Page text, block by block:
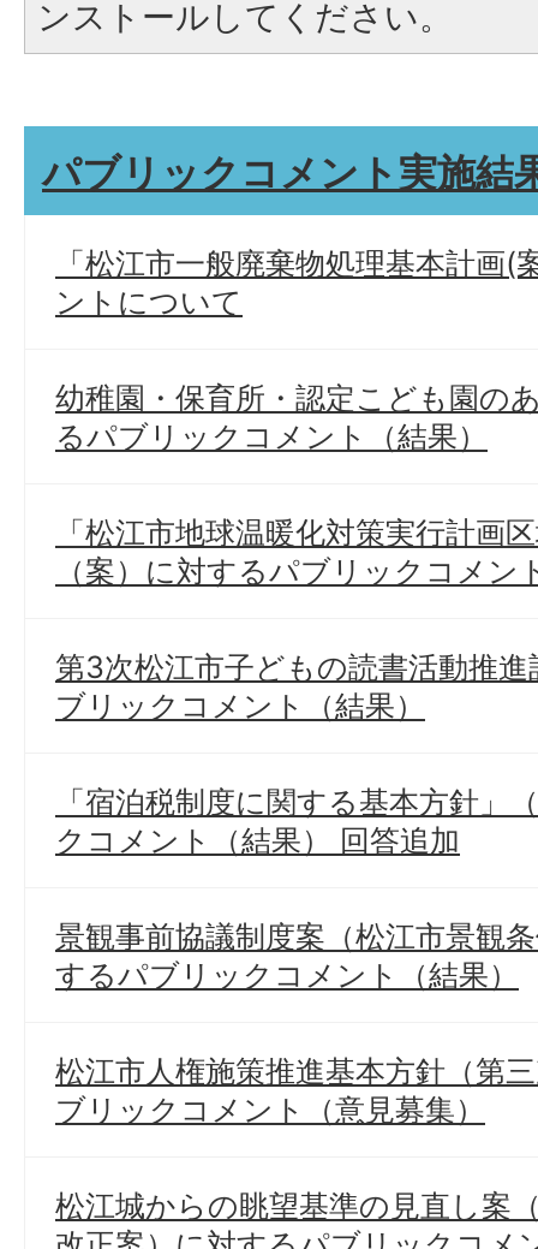
ンストールしてください。
パブリックコメント実施結
「松江市一般廃棄物処理基本計画
ントについて
幼稚園・保育所・認定こども園の
るパブリックコメント（結果）
「松江市地球温暖化対策実行計画
（案）に対するパブリックコメン
第3次松江市子どもの読書活動推
ブリックコメント（結果）
「宿泊税制度に関する基本方針」
クコメント（結果） 回答追加
景観事前協議制度案（松江市景観
するパブリックコメント（結果）
松江市人権施策推進基本方針（第
ブリックコメント（意見募集）
松江城からの眺望基準の見直し案